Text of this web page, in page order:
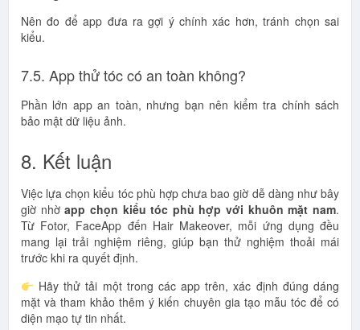
Nên đo để app đưa ra gợi ý chính xác hơn, tránh chọn sai
kiểu.
7.5. App thử tóc có an toàn không?
Phần lớn app an toàn, nhưng bạn nên kiểm tra chính sách
bảo mật dữ liệu ảnh.
8. Kết luận
Việc lựa chọn kiểu tóc phù hợp chưa bao giờ dễ dàng như bây
giờ nhờapp chọn kiểu tóc phù hợp với khuôn mặt nam.
Từ Fotor, FaceApp đến Hair Makeover, mỗi ứng dụng đều
mang lại trải nghiệm riêng, giúp bạn thử nghiệm thoải mái
trước khi ra quyết định.
Hãy thử tải một trong các app trên, xác định đúng dáng
mặt và tham khảo thêm ý kiến chuyên gia tạo mẫu tóc để có
diện mạo tự tin nhất.